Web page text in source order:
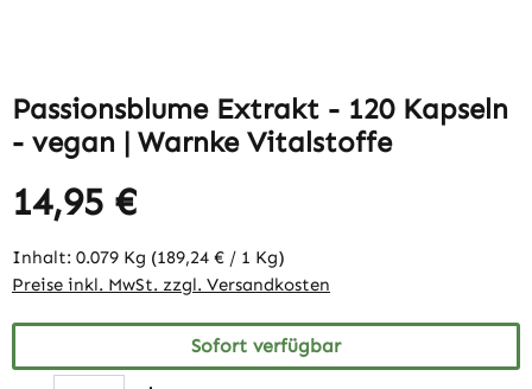
Passionsblume Extrakt - 120 Kapseln
- vegan | Warnke Vitalstoffe
14,95 €
Inhalt: 0.079 Kg (189,24 € / 1 Kg)
Preise inkl. MwSt. zzgl. Versandkosten
Sofort verfügbar